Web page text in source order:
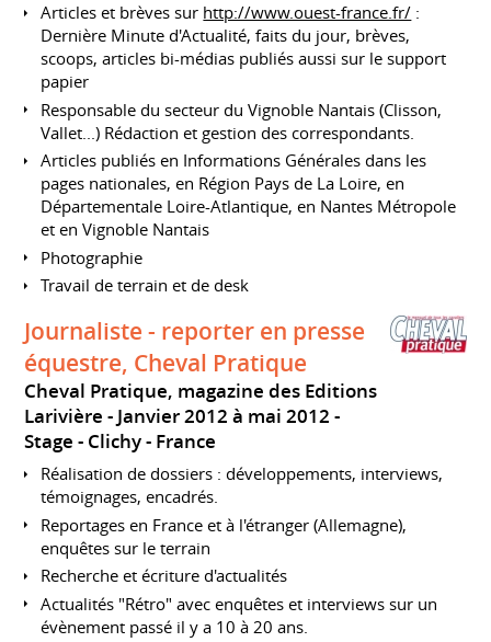
Articles et brèves sur http://www.ouest-france.fr/ :
Dernière Minute d'Actualité, faits du jour, brèves,
scoops, articles bi-médias publiés aussi sur le support
papier
Responsable du secteur du Vignoble Nantais (Clisson,
Vallet...) Rédaction et gestion des correspondants.
Articles publiés en Informations Générales dans les
pages nationales, en Région Pays de La Loire, en
Départementale Loire-Atlantique, en Nantes Métropole
et en Vignoble Nantais
Photographie
Travail de terrain et de desk
Journaliste - reporter en presse
équestre, Cheval Pratique
Cheval Pratique, magazine des Editions
Larivière
Janvier 2012 à mai 2012
Stage
Clichy France
Réalisation de dossiers : développements, interviews,
témoignages, encadrés.
Reportages en France et à l'étranger (Allemagne),
enquêtes sur le terrain
Recherche et écriture d'actualités
Actualités "Rétro" avec enquêtes et interviews sur un
évènement passé il y a 10 à 20 ans.